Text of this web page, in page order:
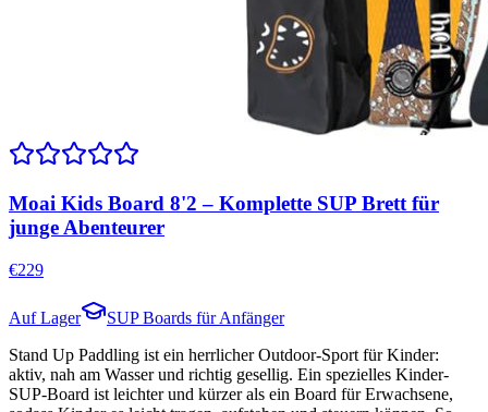
Moai Kids Board 8'2 – Komplette SUP Brett für
junge Abenteurer
€229
Auf Lager
SUP Boards für Anfänger
Stand Up Paddling ist ein herrlicher Outdoor-Sport für Kinder:
aktiv, nah am Wasser und richtig gesellig. Ein spezielles Kinder-
SUP-Board ist leichter und kürzer als ein Board für Erwachsene,